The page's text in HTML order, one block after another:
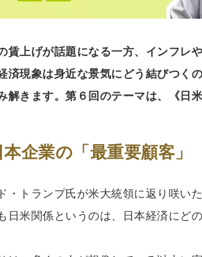
賃上げが話題になる一方、インフレ
済現象は身近な景気にどう結びつく
解きます。第６回のテーマは、《日
企業の「最重要顧客」
・トランプ氏が米大統領に返り咲い
日米関係というのは、日本経済にど